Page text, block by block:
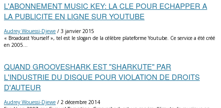
L'ABONNEMENT MUSIC KEY: LA CLE POUR ECHAPPER A
LA PUBLICITE EN LIGNE SUR YOUTUBE
Audrey Wouessi-Djewe / 3 janvier 2015
« Broadcast Yourself », tel est le slogan de la célèbre plateforme Youtube. Ce service a été créé
en 2005…
QUAND GROOVESHARK EST "SHARKUTE" PAR
L'INDUSTRIE DU DISQUE POUR VIOLATION DE DROITS
D'AUTEUR
Audrey Wouessi-Djewe / 2 décembre 2014